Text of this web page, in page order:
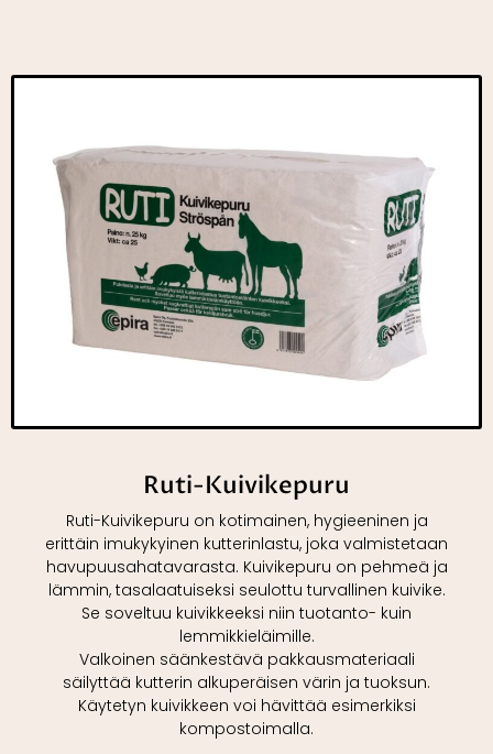
Ruti-Kuivikepuru
Ruti-Kuivikepuru on kotimainen, hygieeninen ja
erittäin imukykyinen kutterinlastu, joka valmistetaan
havupuusahatavarasta. Kuivikepuru on pehmeä ja
lämmin, tasalaatuiseksi seulottu turvallinen kuivike.
Se soveltuu kuivikkeeksi niin tuotanto- kuin
lemmikkieläimille.
Valkoinen säänkestävä pakkausmateriaali
säilyttää kutterin alkuperäisen värin ja tuoksun.
Käytetyn kuivikkeen voi hävittää esimerkiksi
kompostoimalla.